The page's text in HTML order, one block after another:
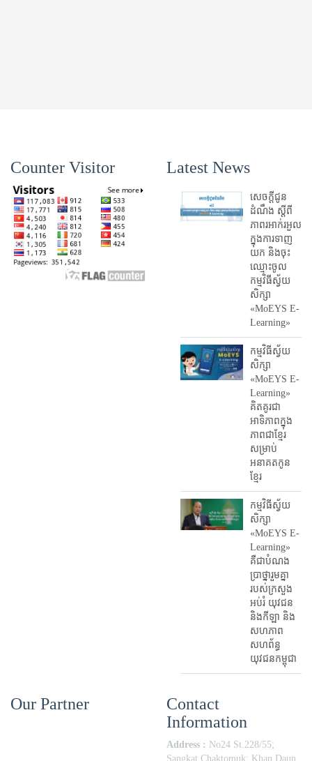
Counter Visitor Latest News
សេចក្តីជូន
ដំណឹង ស្តី​ពី
ភាព​រអាក់រអួល​
ក្នុងការ​ទាញ​
យក និង​ចុះ​
ឈ្មោះ​ចូល​
កម្មវិធី​ស្វ័យ
សិក្សា
«MoEYS E-
Learning»
កម្មវិធីស្វ័យ
សិក្សា
«MoEYS E-
Learning»
គិតគូរជា
អាទិភាពក្នុង
ភាពជាខ្មែរ
សម្រាប់
អនាគតកូន
ខ្មែរ
កម្មវិធីស្វ័យ
សិក្សា
«MoEYS E-
Learning»
គឺជាបំណង
ប្រាថ្នារួមគ្នា
របស់ក្រសួង
អប់រំ​ យុវជន
និងកីឡា និង
សហភាព
សហព័ន្ធ
យុវជនកម្ពុជា
Our Partner
Contact
Information
Address : No24 St.228/55;
Sangkat Chaktomuk; Khan Daun